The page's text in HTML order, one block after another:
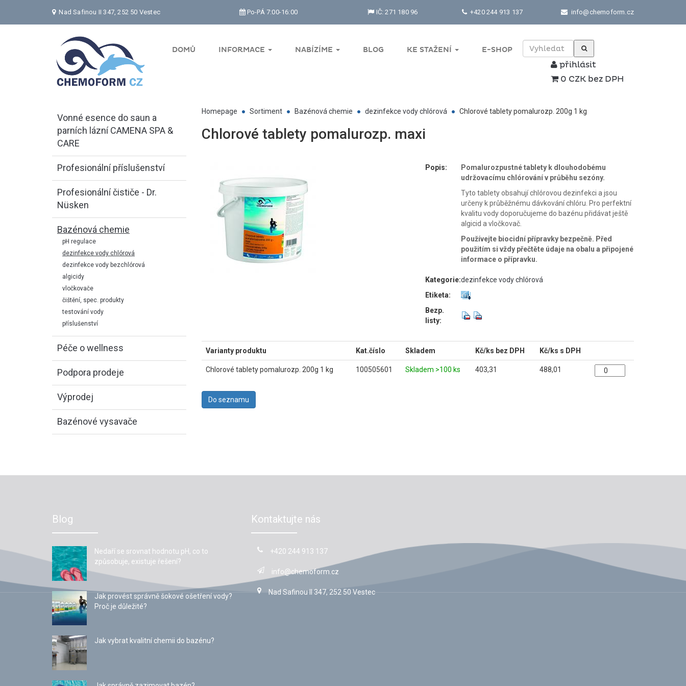
Nad Safinou II 347, 252 50 Vestec Po-PÁ 7:00-16:00 IČ: 271 180 96 +420 244 913 137 info@chemoform.cz
DOMŮ INFORMACE NABÍZÍME BLOG KE STAŽENÍ E-SHOP
přihlásit
0 CZK bez DPH
Vonné esence do saun a
parních lázní CAMENA SPA &
CARE
Profesionální příslušenství
Profesionální čističe - Dr.
Nüsken
Bazénová chemie
pH regulace
dezinfekce vody chlórová
dezinfekce vody bezchlórová
algicidy
vločkovače
čištění, spec. produkty
testování vody
příslušenství
Péče o wellness
Podpora prodeje
Výprodej
Bazénové vysavače
Homepage Sortiment Bazénová chemie dezinfekce vody chlórová Chlorové tablety pomalurozp. 200g 1 kg
Chlorové tablety pomalurozp. maxi
Popis:
Pomalurozpustné tablety k dlouhodobému
udržovacímu chlórování v průběhu sezóny.
Tyto tablety obsahují chlórovou dezinfekci a jsou
určeny k průběžnému dávkování chlóru. Pro perfektní
kvalitu vody doporučujeme do bazénu přidávat ještě
algicid a vločkovač.
Používejte biocidní přípravky bezpečně. Před
použitím si vždy přečtěte údaje na obalu a připojené
informace o přípravku.
Kategorie:dezinfekce vody chlórová
Etiketa:
Bezp.
listy:
Varianty produktu Kat.číslo Skladem Kč/ks bez DPH Kč/ks s DPH
Chlorové tablety pomalurozp. 200g 1 kg 100505601 Skladem >100 ks 403,31 488,01
Blog
Nedaří se srovnat hodnotu pH, co to
způsobuje, existuje řešení?
Jak provést správně šokové ošetření vody?
Proč je důležité?
Jak vybrat kvalitní chemii do bazénu?
Kontaktujte nás
+420 244 913 137
info@chemoform.cz
Nad Safinou II 347, 252 50 Vestec